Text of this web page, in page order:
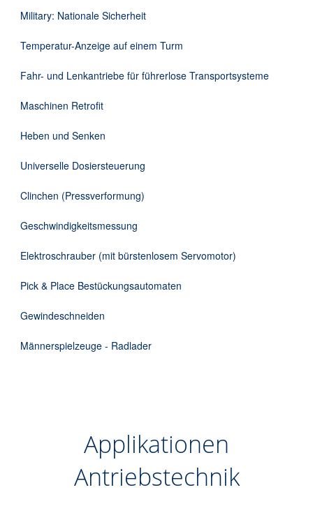
Military: Nationale Sicherheit
Temperatur-Anzeige auf einem Turm
Fahr- und Lenkantriebe für führerlose Transportsysteme
Maschinen Retrofit
Heben und Senken
Universelle Dosiersteuerung
Clinchen (Pressverformung)
Geschwindigkeitsmessung
Elektroschrauber (mit bürstenlosem Servomotor)
Pick & Place Bestückungsautomaten
Gewindeschneiden
Männerspielzeuge - Radlader
Applikationen
Antriebstechnik